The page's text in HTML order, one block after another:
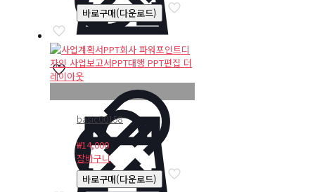
바로구매(다운로드)
basic00158
₩14,000
장바구니
바로구매(다운로드)